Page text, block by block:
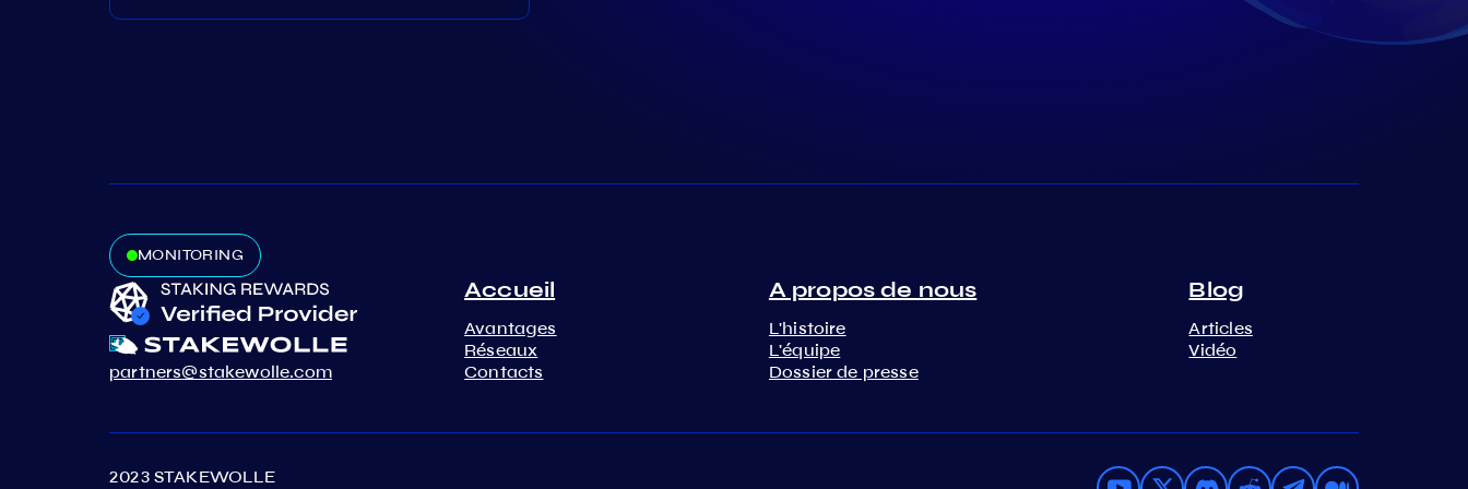
MONITORING
partners@stakewolle.com
Accueil
Avantages
Réseaux
Contacts
A propos de nous
L'histoire
L'équipe
Dossier de presse
Blog
Articles
Vidéo
2023 STAKEWOLLE